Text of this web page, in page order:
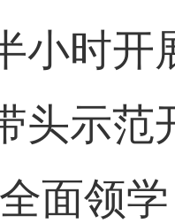
小时开
头示范
面领